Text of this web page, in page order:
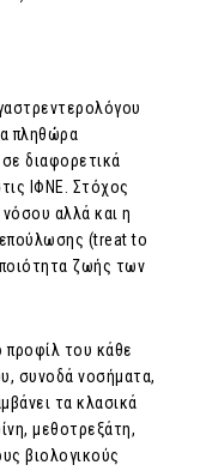
πληθώρα
διαφορετικά
ΙΦΝΕ. Στόχος
αλλά και η
επούλωσης (treat to
ζωής των
προφίλ του κάθε
συνοδά νοσήματα,
τα κλασικά
μεθοτρεξάτη,
βιολογικούς